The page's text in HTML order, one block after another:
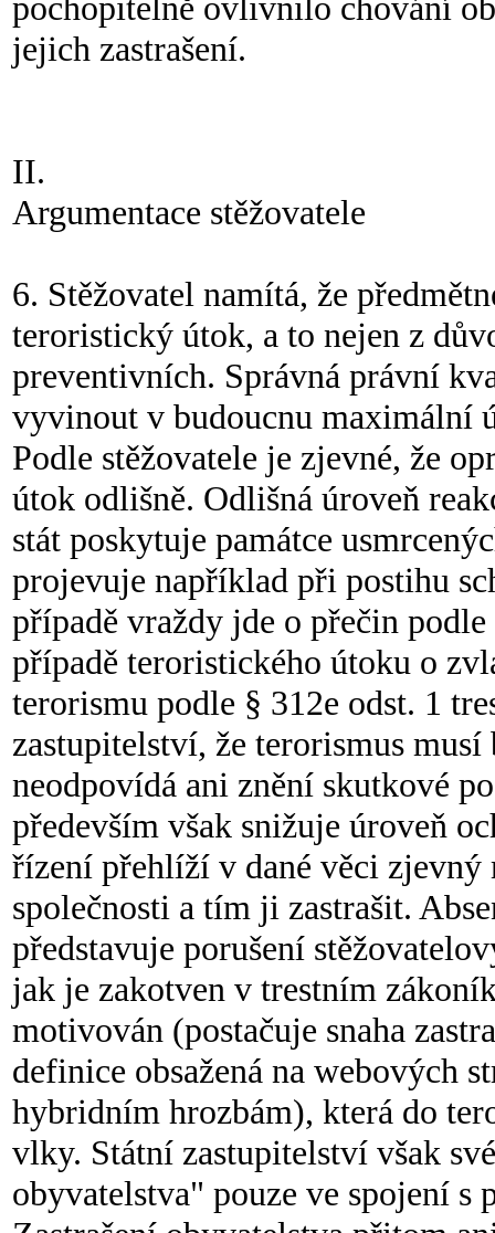
jejich zastrašení.
II.
Argumentace stěžovatele
6. Stěžovatel namítá, že
teroristický útok, a to nejen z
preventivních. Správná právní
vyvinout v budoucnu maximální
Podle stěžovatele je zjevné, že
útok odlišně. Odlišná úroveň
stát poskytuje památce
projevuje například při postihu
případě vraždy jde o přečin
případě teroristického útoku o
terorismu podle § 312e odst. 1
zastupitelství, že terorismus
neodpovídá ani znění skutkové
především však snižuje úroveň
řízení přehlíží v dané věci zjevný
společnosti a tím ji zastrašit.
představuje porušení
jak je zakotven v trestním
motivován (postačuje snaha
definice obsažená na webových
hybridním hrozbám), která do
vlky. Státní zastupitelství však
obyvatelstva" pouze ve spojení